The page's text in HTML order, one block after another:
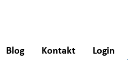
Blog Kontakt Login